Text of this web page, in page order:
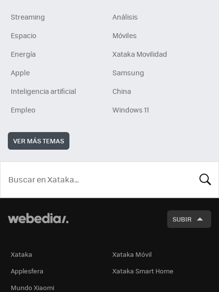
Streaming
Análisis
Espacio
Móviles
Energía
Xataka Movilidad
Apple
Samsung
Inteligencia artificial
China
Empleo
Windows 11
VER MÁS TEMAS
SUBIR
Xataka
Xataka Móvil
Applesfera
Xataka Smart Home
Mundo Xiaomi